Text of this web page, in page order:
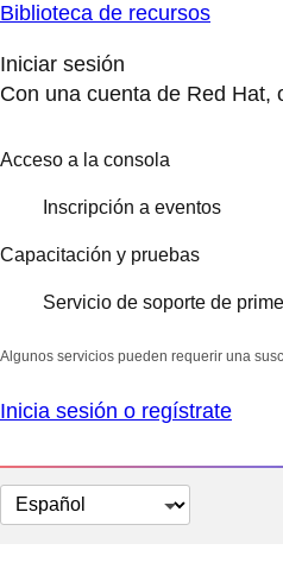
Biblioteca de recursos
Iniciar sesión
Con una cuenta de Red Hat,
Acceso a la consola
Inscripción a eventos
Capacitación y pruebas
Servicio de soporte de
Algunos servicios pueden requerir una
Inicia sesión o regístrate
Cambiar
el